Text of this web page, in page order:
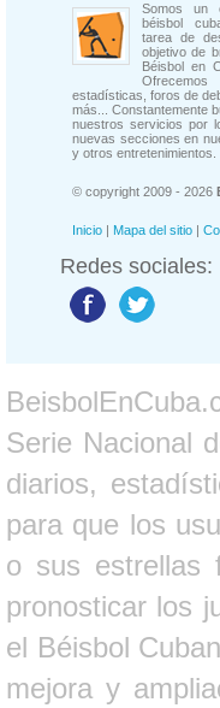
Somos un
béisbol
tarea de
objetivo de
Béisbol en
estadísticas, foros de
más... Constantemente
nuestros servicios por
nuevas secciones en
y otros entretenimientos.
© copyright 2009 - 2026
Inicio | Mapa del sitio |
Redes sociales:
Serie Nacional
diarios,
para que los
o sus estrellas
pronosticar los
el Béisbol
mejora y